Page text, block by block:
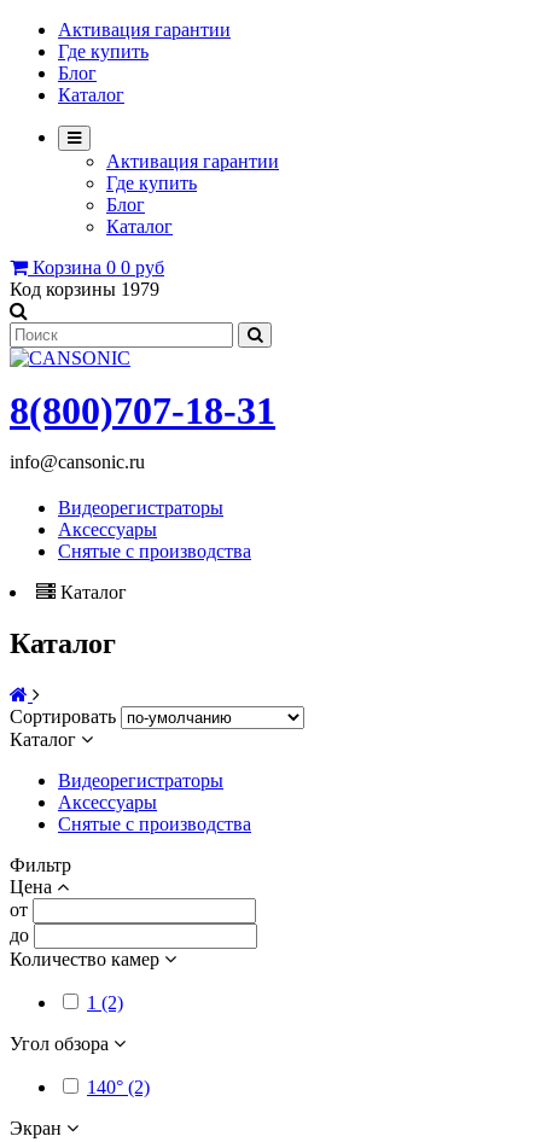
Активация гарантии
Где купить
Блог
Каталог
Активация гарантии
Где купить
Блог
Каталог
Корзина 0 0 руб
Код корзины 1979
8(800)707-18-31
info@cansonic.ru
Видеорегистраторы
Аксессуары
Снятые с производства
Каталог
Каталог
Сортировать
Каталог
Видеорегистраторы
Аксессуары
Снятые с производства
Фильтр
Цена
от
до
Количество камер
1 (2)
Угол обзора
140° (2)
Экран